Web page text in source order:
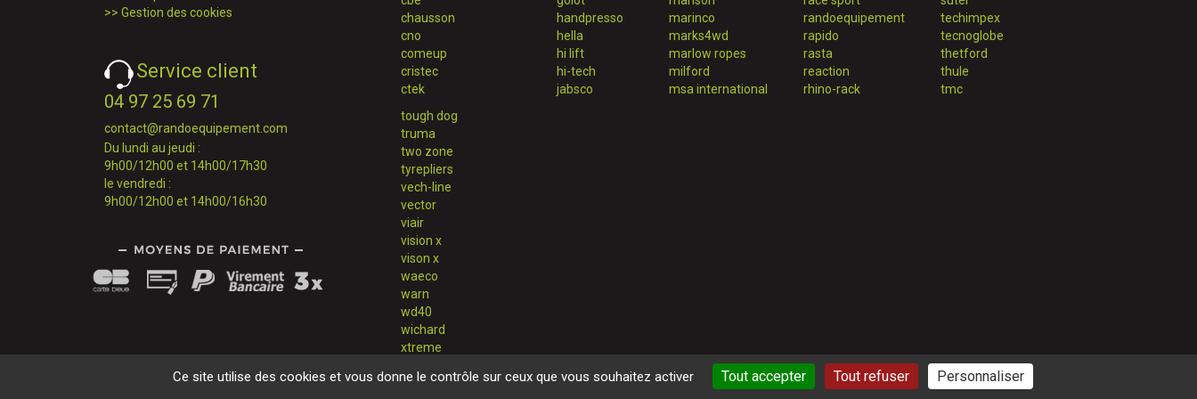
>> Gestion des cookies
Service client
04 97 25 69 71
contact@randoequipement.com
Du lundi au jeudi :
9h00/12h00 et 14h00/17h30
le vendredi :
9h00/12h00 et 14h00/16h30
chausson
cno
comeup
cristec
ctek
handpresso
hella
hi lift
hi-tech
jabsco
marinco
marks4wd
marlow ropes
milford
msa international
randoequipement
rapido
rasta
reaction
rhino-rack
techimpex
tecnoglobe
thetford
thule
tmc
tough dog
truma
two zone
tyrepliers
vech-line
vector
viair
vision x
vison x
waeco
warn
wd40
wichard
xtreme
Ce site utilise des cookies et vous donne le contrôle sur ceux que vous souhaitez activer Tout accepter Tout refuser Personnaliser